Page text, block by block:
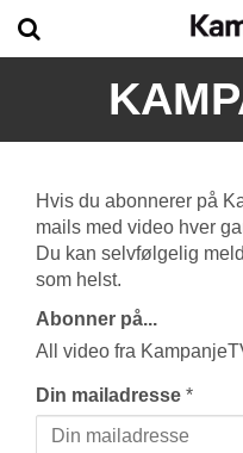
Hvis du abonnerer på
mails med video hver
Du kan selvfølgelig
som helst.
Abonner på...
All video fra
Din mailadresse *